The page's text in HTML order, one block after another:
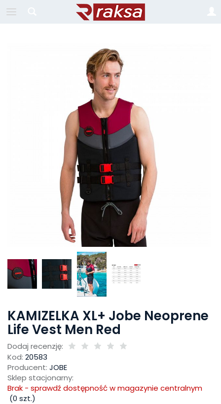
KAMIZELKA XL+ Jobe Neoprene
Life Vest Men Red
Dodaj recenzję:
Kod: 20583
Producent: JOBE
Sklep stacjonarny:
Brak - sprawdź dostępność w magazynie centralnym
(0 szt.)